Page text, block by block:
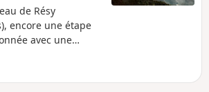
de Résy
encore une étape
avec une